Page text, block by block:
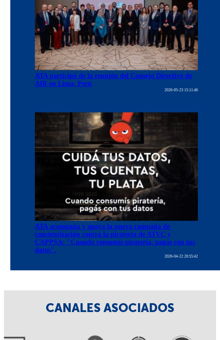
ATA participó de la reunión del Consejo Directivo de
AIR en Lima, Perú
2026-05-23 15:11:46
ATA acompaña y apoya la nueva campaña de
concientización contra la piratería de ATVC y
CAPPSA: "Cuando consumís piratería, pagás con tus
datos".
2026-04-22 20:55:42
CANALES ASOCIADOS